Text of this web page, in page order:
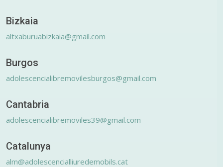
Bizkaia
altxaburuabizkaia@gmail.com
Burgos
adolescencialibremovilesburgos@gmail.com
Cantabria
adolescencialibremoviles39@gmail.com
Catalunya
alm@adolescencialliuredemobils.cat